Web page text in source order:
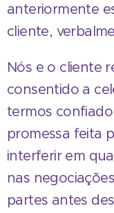
anteriormente
cliente,
Nós e o cliente
consentido a
termos
promessa feita
interferir em
nas
partes antes